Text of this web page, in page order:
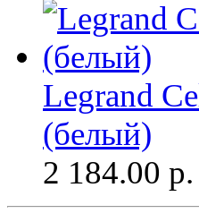
Legrand
(белый)
2 184.00 р.